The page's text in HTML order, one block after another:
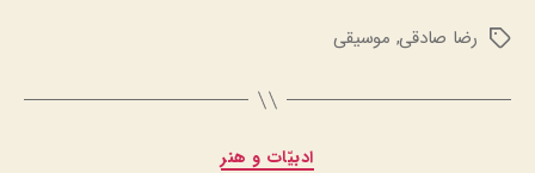
برچسب‌هارضا صادقی, موسیقی
دسته‌ها
ادبيّات و هنر